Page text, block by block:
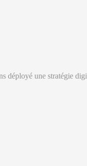
déployé une stratégie